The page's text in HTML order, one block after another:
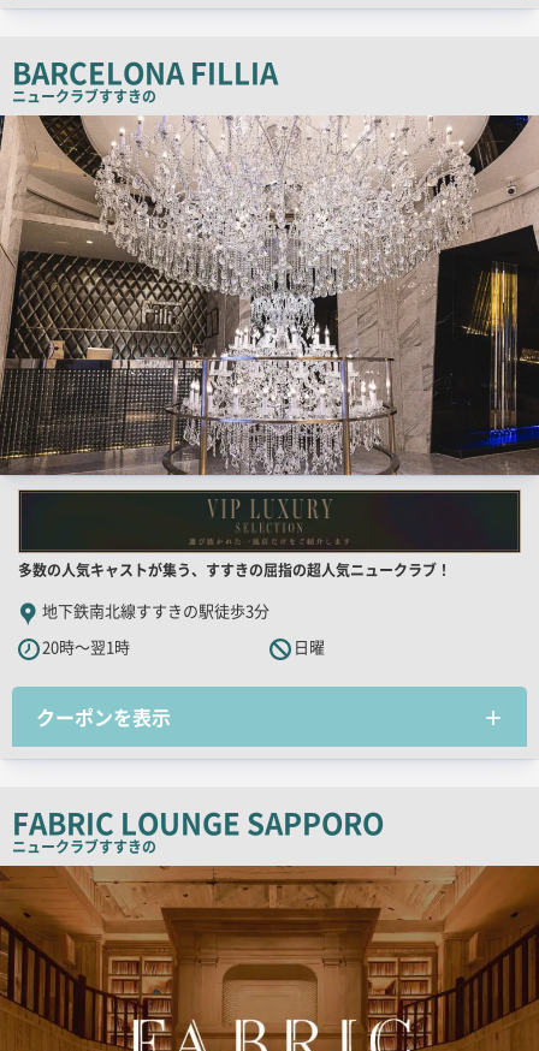
ー
BARCELONA FILLIA
ニュークラブすすきの
検
索
結
果
一
覧
用
画
像
店
舗
PR
キ
ャ
チ
ー
多数の人気キャストが集う、すすきの屈指の超人気ニュークラブ！
地下鉄南北線すすきの駅徒歩3分
20時～翌1時
日曜
クーポンを表示
FABRIC LOUNGE SAPPORO
ニュークラブすすきの
検
索
果
一
覧
用
画
像